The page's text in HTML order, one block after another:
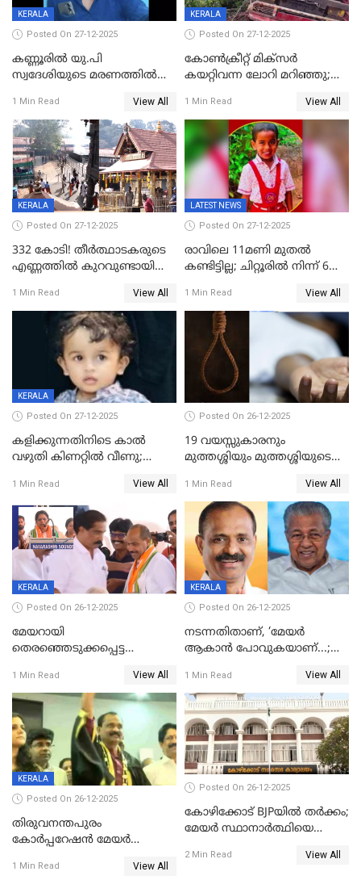
KERALA
Posted On 27-12-2025
കണ്ണൂരിൽ യു.പി
സ്വദേശിയുടെ മരണത്തിൽ
കേസ്; തർക്കമുണ്ടായത്
ഫേഷ്യലിന് 300 രൂപ
ആവശ്യപ്പെട്ടതിനെച്ചൊല്ലി
1 Min Read View All
KERALA
Posted On 27-12-2025
കോണ്‍ക്രീറ്റ് മിക്‌സര്‍
കയറ്റിവന്ന ലോറി മറിഞ്ഞു;
അപകടം കണ്ണൂരിൽ
1 Min Read View All
KERALA
Posted On 27-12-2025
332 കോടി! തീർത്ഥാടകരുടെ
എണ്ണത്തിൽ കുറവുണ്ടായിട്ടും
കുതിച്ചുയരുന്നു
1 Min Read View All
LATEST NEWS
Posted On 27-12-2025
രാവിലെ 11മണി മുതൽ
കണ്ടിട്ടില്ല; ചിറ്റൂരിൽ നിന്ന് 6
1 Min Read View All
KERALA
Posted On 27-12-2025
കളിക്കുന്നതിനിടെ കാൽ
വഴുതി കിണറ്റിൽ വീണു;
ദാരുണാന്ത്യം
1 Min Read View All
Posted On 26-12-2025
19 വയസ്സുകാരനും
മുത്തശ്ശിയും മുത്തശ്ശിയുടെ
മരിച്ചനിലയിൽ
1 Min Read View All
KERALA
Posted On 26-12-2025
മേയറായി
തെരഞ്ഞെടുക്കപ്പെട്ട
ആദ്യ വോട്ട് അസാധു; കണ്ണൂർ
ഡെപ്യൂട്ടി മേയർ സ്ഥാനത്ത്
താഹിറിന് വിജയം
1 Min Read View All
KERALA
Posted On 26-12-2025
നടന്നതിതാണ്, ‘മേയർ
ആകാൻ പോവുകയാണ്...;
മുഖ്യമന്ത്രിയുടെ ഓഫീസ്
തന്നെ വിശദീകരിയ്ക്കുന്നു;
സത്യമിതാണ്
1 Min Read View All
KERALA
Posted On 26-12-2025
തിരുവനന്തപുരം
കോര്‍പ്പറേഷന്‍ മേയര്‍
ഹൈക്കോടതിയിലേക്ക്;
1 Min Read View All
Posted On 26-12-2025
കോഴിക്കോട് BJPയിൽ തർക്കം;
മേയർ സ്ഥാനാർത്ഥിയെ
2 Min Read View All